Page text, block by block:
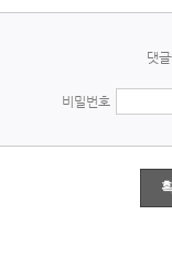
댓
비밀번호